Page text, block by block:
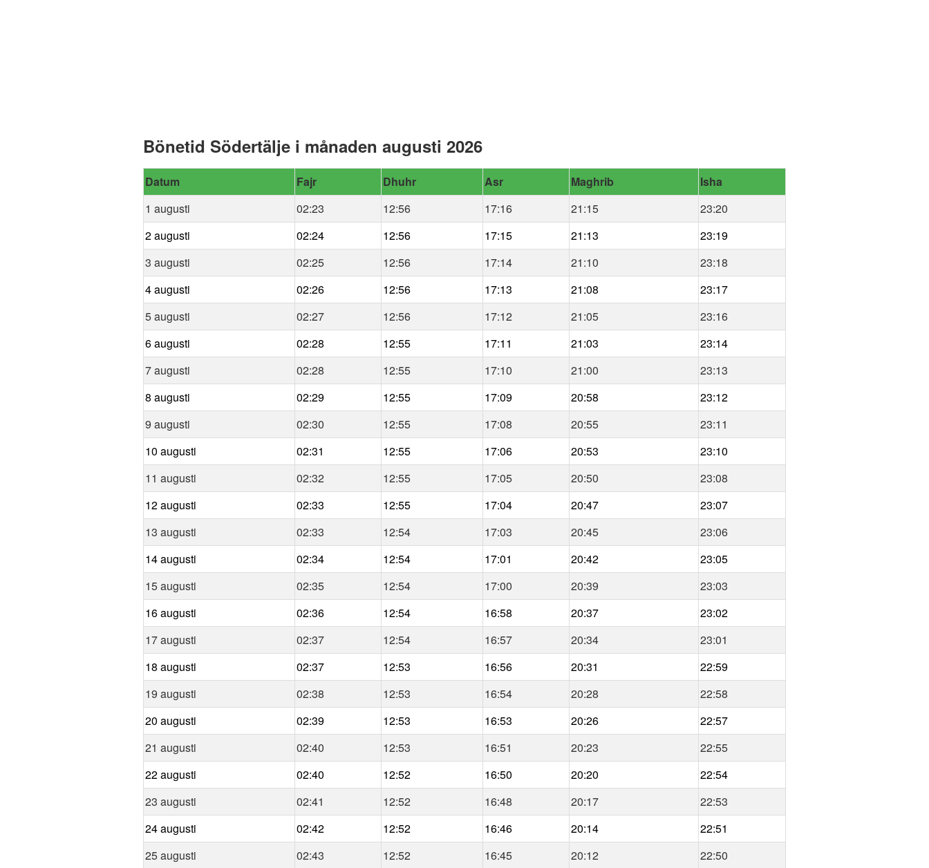
Bönetid Södertälje i månaden augusti 2026
Datum Fajr Dhuhr Asr Maghrib
Isha
1 augusti
02:23 12:56 17:16 21:15
23:20
2 augusti
02:24 12:56 17:15 21:13
23:19
3 augusti
02:25 12:56 17:14 21:10
23:18
4 augusti
02:26 12:56 17:13 21:08
23:17
5 augusti
02:27 12:56 17:12 21:05
23:16
6 augusti
02:28 12:55 17:11 21:03
23:14
7 augusti
02:28 12:55 17:10 21:00
23:13
8 augusti
02:29 12:55 17:09 20:58
23:12
9 augusti
02:30 12:55 17:08 20:55
23:11
10 augusti
02:31 12:55 17:06 20:53
23:10
11 augusti
02:32 12:55 17:05 20:50
23:08
12 augusti
02:33 12:55 17:04 20:47
23:07
13 augusti
02:33 12:54 17:03 20:45
23:06
14 augusti
02:34 12:54 17:01 20:42
23:05
15 augusti
02:35 12:54 17:00 20:39
23:03
16 augusti
02:36 12:54 16:58 20:37
23:02
17 augusti
02:37 12:54 16:57 20:34
23:01
18 augusti
02:37 12:53 16:56 20:31
22:59
19 augusti
02:38 12:53 16:54 20:28
22:58
20 augusti
02:39 12:53 16:53 20:26
22:57
21 augusti
02:40 12:53 16:51 20:23
22:55
22 augusti
02:40 12:52 16:50 20:20
22:54
23 augusti
02:41 12:52 16:48 20:17
22:53
24 augusti
02:42 12:52 16:46 20:14
22:51
25 augusti
02:43 12:52 16:45 20:12
22:50